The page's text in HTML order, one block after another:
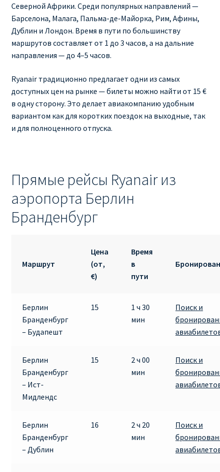
Ryanair Польша
RYANAIR ПОРТУГАЛИЯ
Ryanair Россия
RYANAIR ТЕЛЬ-АВИВ, ЭЙЛАТ, ИЗРАИЛЬ
Ryanair Україна из Киева, Одессы, Львова, Харькова,
Херсона от € 15
RYANAIR.COM НА РУССКОМ – кнфтфшкюсщь
АВИАБИЛЕТЫ RYANAIR ОТ € 12
АВИАБИЛЕТЫ ХЕЛЬСИНКИ МИЛАН
Акции RYANAIR из Вильнюса
Акции RYANAIR из Каунаса
Барселона
Северной Африки. Среди популярных направлений —
Барселона, Малага, Пальма-де-Майорка, Рим, Афины,
Дублин и Лондон. Время в пути по большинству
маршрутов составляет от 1 до 3 часов, а на дальние
направления — до 4–5 часов.
Ryanair традиционно предлагает одни из самых
доступных цен на рынке — билеты можно найти от 15 €
в одну сторону. Это делает авиакомпанию удобным
вариантом как для коротких поездок на выходные, так
и для полноценного отпуска.
Прямые рейсы Ryanair из
аэропорта Берлин
Бранденбург
Маршрут
Цена
(от,
€)
Время
в
пути
Берлин
Бранденбург
– Будапешт
15
1 ч 30
мин
Поиск и
Берлин
Бранденбург
– Ист-
Мидлендс
15
2 ч 00
мин
Поиск и
Берлин
Бранденбург
– Дублин
16
2 ч 20
мин
Поиск и